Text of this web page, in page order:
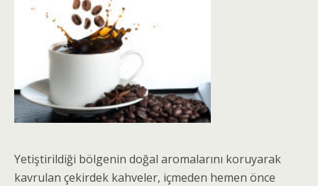
Yetiştirildiği bölgenin doğal aromalarını koruyarak
kavrulan çekirdek kahveler, içmeden hemen önce